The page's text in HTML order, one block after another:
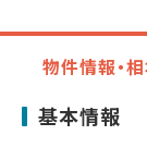
物件情報・
基本情報